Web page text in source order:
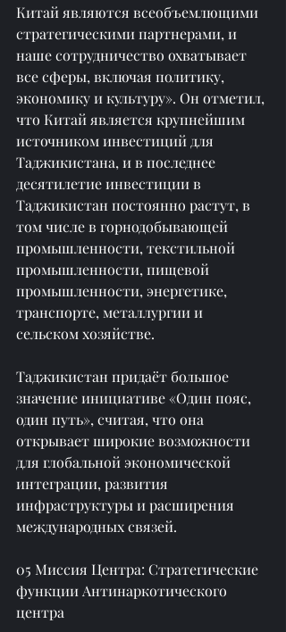
Китай являются всеобъемлющими
стратегическими партнерами, и
наше сотрудничество охватывает
все сферы, включая политику,
экономику и культуру». Он отметил,
что Китай является крупнейшим
источником инвестиций для
Таджикистана, и в последнее
десятилетие инвестиции в
Таджикистан постоянно растут, в
том числе в горнодобывающей
промышленности, текстильной
промышленности, пищевой
промышленности, энергетике,
транспорте, металлургии и
сельском хозяйстве.
Таджикистан придаёт большое
значение инициативе «Один пояс,
один путь», считая, что она
открывает широкие возможности
для глобальной экономической
интеграции, развития
инфраструктуры и расширения
международных связей.
05 Миссия Центра: Стратегические
функции Антинаркотического
центра